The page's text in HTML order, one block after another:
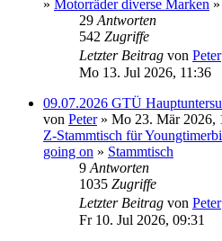
» Motorräder diverse Marken »
29 Antworten
542 Zugriffe
Letzter Beitrag von Peter
Mo 13. Jul 2026, 11:36
09.07.2026 GTÜ
von Peter» Mo 23. Mär 2026,
Z-Stammtisch für
going on » Stammtisch
9 Antworten
1035 Zugriffe
Letzter Beitrag von Peter
Fr 10. Jul 2026, 09:31